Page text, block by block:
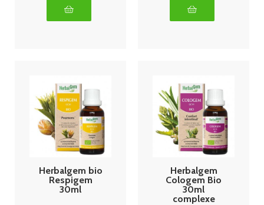
Herbalgem bio
Respigem
30ml
Herbalgem
Cologem Bio
30ml
complexe